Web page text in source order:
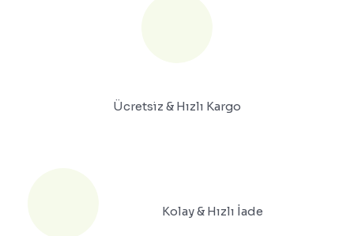
Ücretsiz & Hızlı Kargo
Kolay & Hızlı İade